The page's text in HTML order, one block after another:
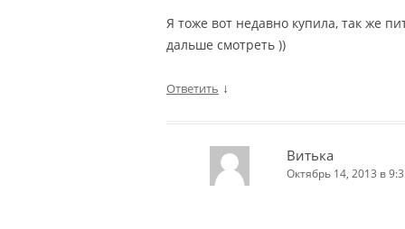
Я тоже вот недавно купила, так же
дальше смотреть ))
Ответить ↓
Витька
Октябрь 14, 2013 в